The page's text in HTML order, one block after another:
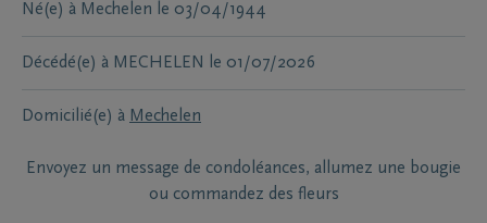
Né(e) à Mechelen le 03/04/1944
Décédé(e) à MECHELEN le 01/07/2026
Domicilié(e) à Mechelen
Envoyez un message de condoléances, allumez une bougie
ou commandez des fleurs